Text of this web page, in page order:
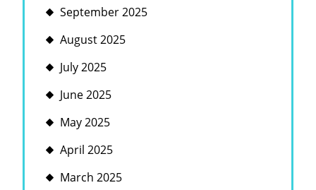
September 2025
August 2025
July 2025
June 2025
May 2025
April 2025
March 2025